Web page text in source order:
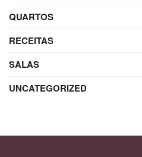
QUARTOS
RECEITAS
SALAS
UNCATEGORIZED